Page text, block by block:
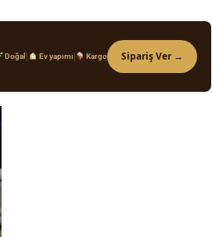
Doğal Ev yapımı Kargo Sipariş Ver →